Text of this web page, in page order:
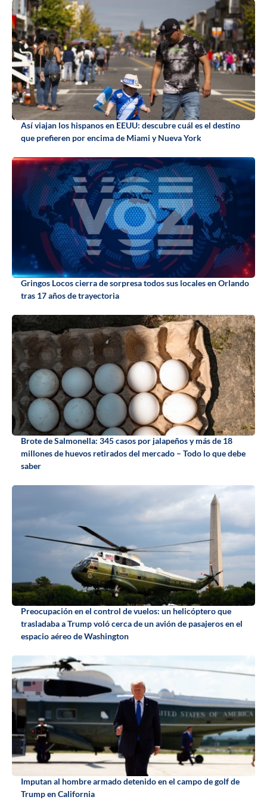
Así viajan los hispanos en EEUU: descubre cuál es el destino
que prefieren por encima de Miami y Nueva York
Gringos Locos cierra de sorpresa todos sus locales en Orlando
tras 17 años de trayectoria
Brote de Salmonella: 345 casos por jalapeños y más de 18
millones de huevos retirados del mercado – Todo lo que debe
saber
Preocupación en el control de vuelos: un helicóptero que
trasladaba a Trump voló cerca de un avión de pasajeros en el
espacio aéreo de Washington
Imputan al hombre armado detenido en el campo de golf de
Trump en California